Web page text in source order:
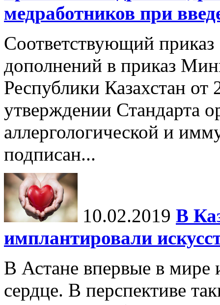
медработников при
Соответствующий
дополнений в приказ
Республики Казахстан
утверждении Стандарта
аллергологической и
подписан...
10.02.2019 В
имплантировали
В Астане впервые в мире
сердце. В перспективе